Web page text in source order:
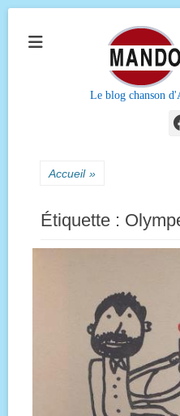
Le blog chanson
Accueil »
Étiquette :